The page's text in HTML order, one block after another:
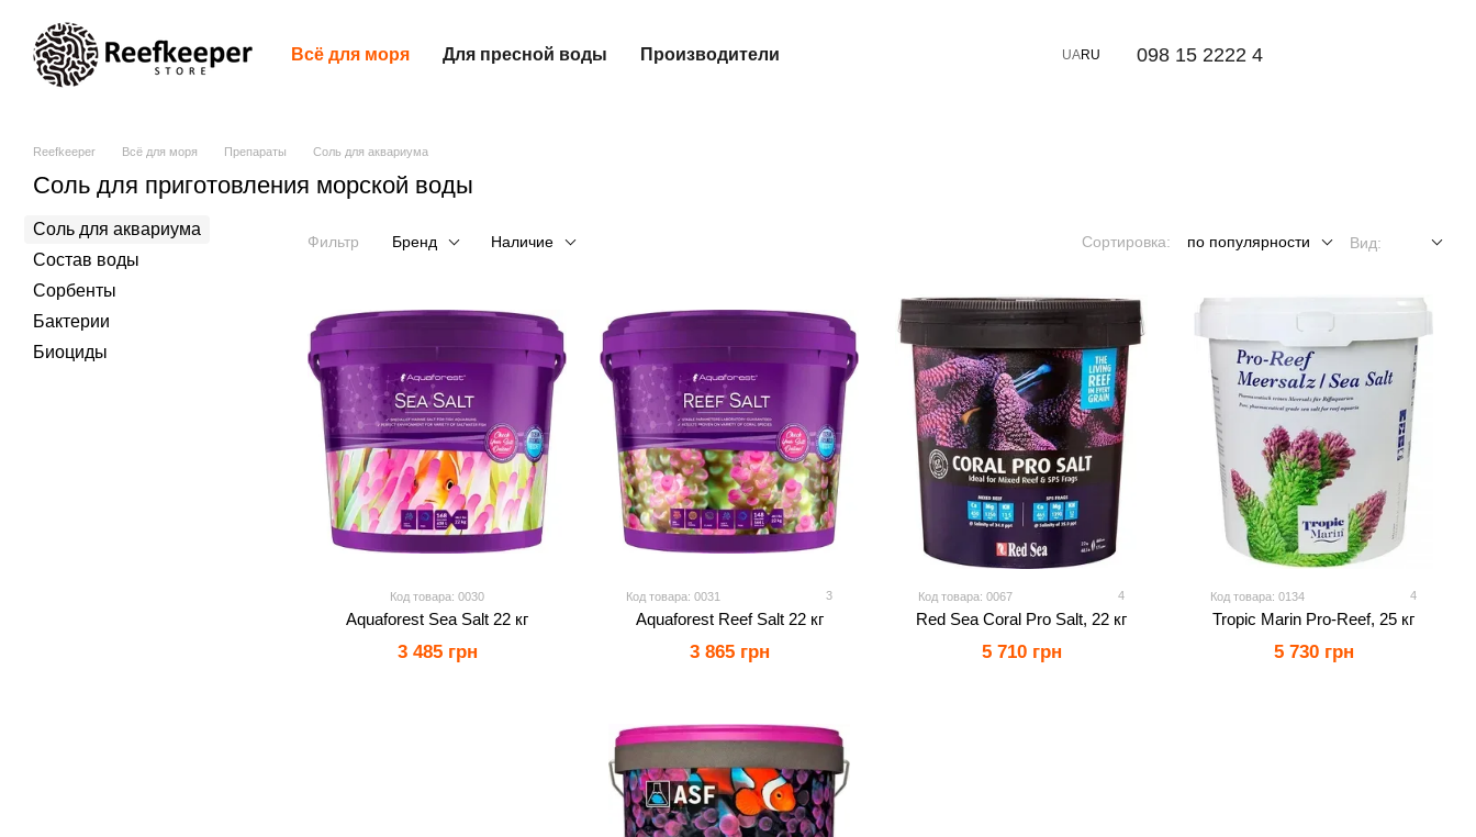
Всё для моря Для пресной воды Производители UARU ⠀098 15 2222 4
Reefkeeper Всё для моря Препараты Соль для аквариума
Соль для приготовления морской воды
Фильтр Бренд Наличие Сортировка: по популярности Вид:
Код товара: 0030
Aquaforest Sea Salt 22 кг
3 485 грн
Код товара: 0031 3
Aquaforest Reef Salt 22 кг
3 865 грн
Код товара: 0067 4
Red Sea Coral Pro Salt, 22 кг
5 710 грн
Код товара: 0134 4
Tropic Marin Pro-Reef, 25 кг
5 730 грн
Соль для аквариума
Состав воды
Сорбенты
Бактерии
Биоциды